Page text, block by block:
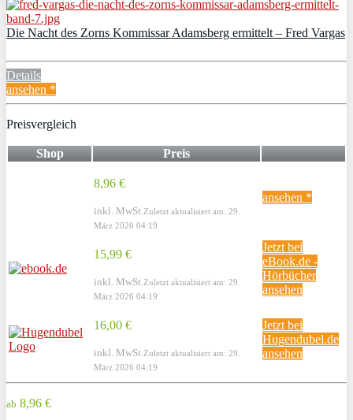
Die Nacht des Zorns Kommissar Adamsberg ermittelt – Fred Vargas
Details
ansehen *
Preisvergleich
Shop Preis
8,96 €
inkl. MwSt. Zuletzt aktualisiert am: 29.
März 2026 04:19
ansehen *
15,99 €
inkl. MwSt. Zuletzt aktualisiert am: 29.
März 2026 04:19
Jetzt bei
eBook.de -
Hörbücher
ansehen
16,00 €
inkl. MwSt. Zuletzt aktualisiert am: 29.
März 2026 04:19
Jetzt bei
Hugendubel.de
ansehen
ab 8,96 €